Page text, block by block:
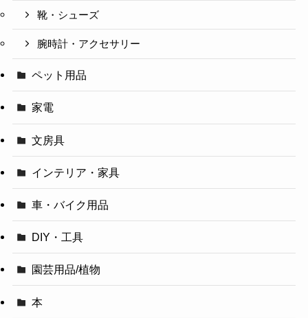
靴・シューズ
腕時計・アクセサリー
ペット用品
家電
文房具
インテリア・家具
車・バイク用品
DIY・工具
園芸用品/植物
本